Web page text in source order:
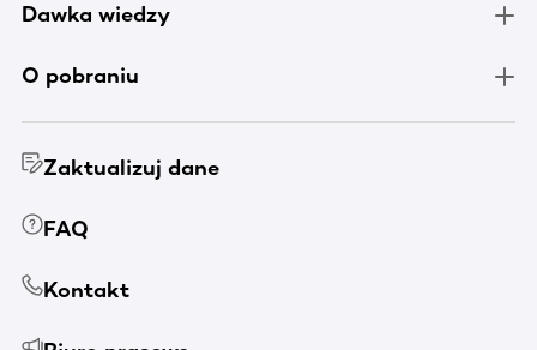
Dawka wiedzy
O pobraniu
Zaktualizuj dane
FAQ
Kontakt